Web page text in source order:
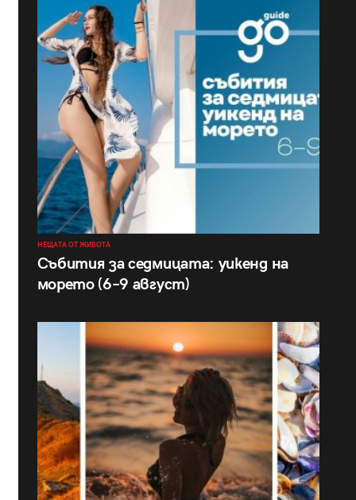
НЕЩАТА ОТ ЖИВОТА
Събития за седмицата: уикенд на
морето (6–9 август)